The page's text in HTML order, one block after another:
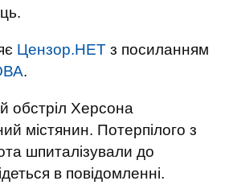
Цензор.НЕТ з посиланням
.
обстріл Херсона
містянин. Потерпілого з
шпиталізували до
в повідомленні.